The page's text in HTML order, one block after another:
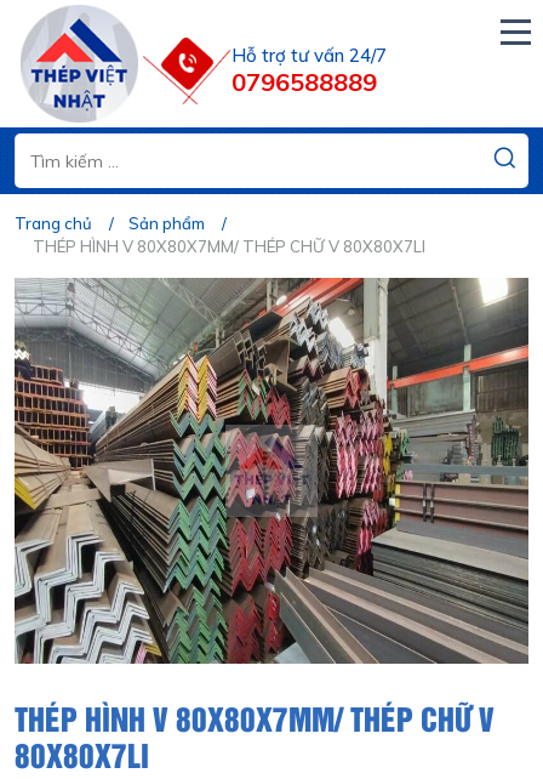
Hỗ trợ tư vấn 24/7
0796588889
Trang chủ
Sản phẩm
THÉP HÌNH V 80X80X7MM/ THÉP CHỮ V 80X80X7LI
THÉP HÌNH V 80X80X7MM/ THÉP CHỮ V
80X80X7LI